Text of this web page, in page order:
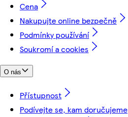
Cena
Nakupujte online bezpečně
Podmínky používání
Soukromí a cookies
O nás
Přístupnost
Podívejte se, kam doručujeme